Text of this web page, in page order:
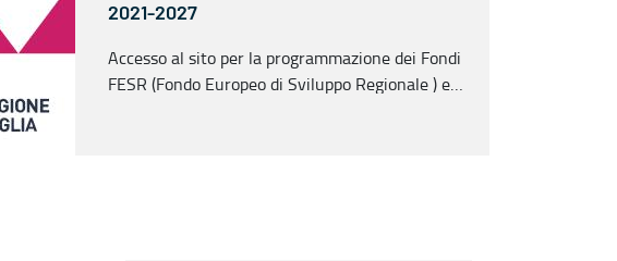
2021-2027
Accesso al sito per la programmazione dei Fondi
FESR (Fondo Europeo di Sviluppo Regionale ) e